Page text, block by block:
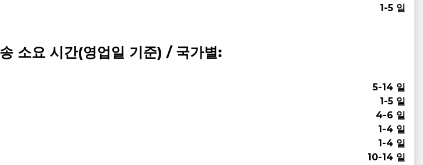
1-5 일
소요 시간(영업일 기준) / 국가별:
5-14 일
1-5 일
4-6 일
1-4 일
1-4 일
10-14 일